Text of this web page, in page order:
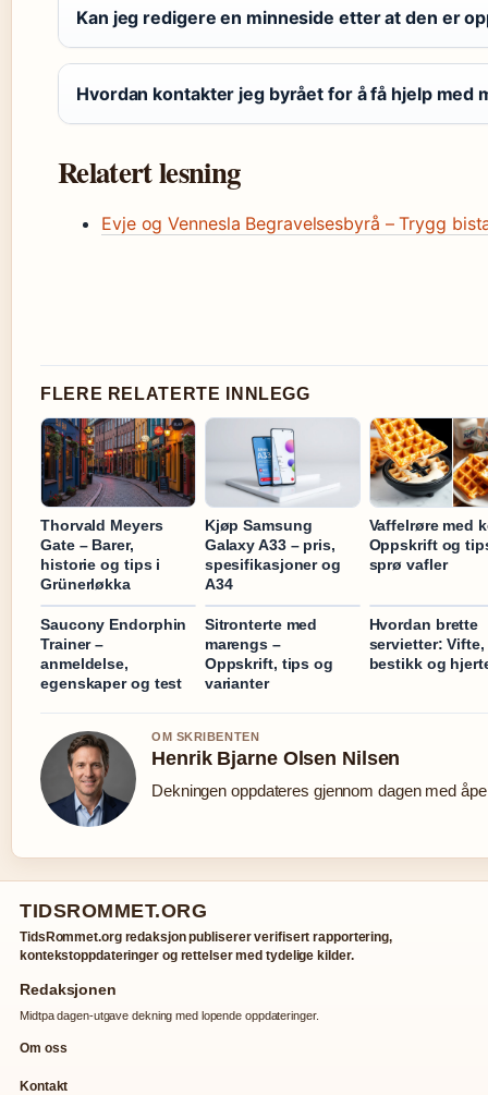
Kan jeg redigere en minneside etter at den er
Hvordan kontakter jeg byrået for å få hjelp med
Relatert lesning
Evje og Vennesla Begravelsesbyrå – Trygg
FLERE RELATERTE INNLEGG
Thorvald Meyers
Gate – Barer,
historie og tips i
Grünerløkka
Kjøp Samsung
Galaxy A33 – pris,
spesifikasjoner og
A34
Vaffelrøre med
Oppskrift og
sprø vafler
Saucony Endorphin
Trainer –
anmeldelse,
egenskaper og test
Sitronterte med
marengs –
Oppskrift, tips og
varianter
Hvordan brette
servietter: Vifte,
bestikk og
OM SKRIBENTEN
Henrik Bjarne Olsen Nilsen
Dekningen oppdateres gjennom dagen med
TIDSROMMET.ORG
TidsRommet.org redaksjon publiserer verifisert rapportering,
kontekstoppdateringer og rettelser med tydelige kilder.
Redaksjonen
Midtpa dagen-utgave dekning med lopende oppdateringer.
Om oss
Kontakt